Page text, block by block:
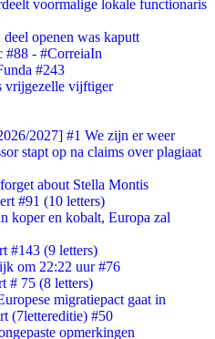
voormalige lokale functionaris
openen was kaputt
#88 - #CorreiaIn
#243
vrijgezelle vijftiger
2027] #1 We zijn er weer
stapt op na claims over plagiaat
about Stella Montis
#91 (10 letters)
koper en kobalt, Europa zal
#143 (9 letters)
om 22:22 uur #76
# 75 (8 letters)
migratiepact gaat in
(7lettereditie) #50
opmerkingen